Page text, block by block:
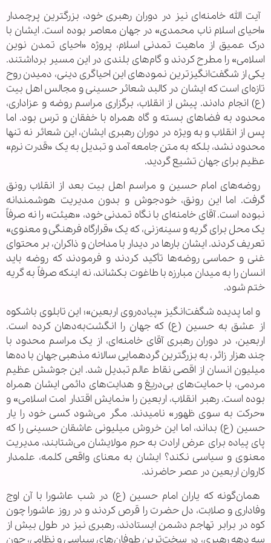
آیت الله خامنه‌ای نیز در دوران رهبری خود، بزرگترین پرچمدار
«احیای اسلام ناب محمدی» در جهان معاصر بوده است. ایشان با
درک عمیق از ماهیت تمدنی اسلام، پروژه «احیای تمدن نوین
اسلامی» را مطرح کردند و گام‌های بلندی در این مسیر برداشتند.
یکی از شگفت‌انگیزترین نمودهای این احیاگری دینی، دمیدن روح
تازه‌ای است که ایشان در کالبد شعائر حسینی و مجالس اهل بیت
(ع) انجام دادند. پیش از انقلاب، برگزاری مراسم روضه و عزاداری،
محدود به فضاهای بسته و گاه همراه با خفقان و ترس بود. اما
پس از انقلاب و به ویژه در دوران رهبری ایشان، این شعائر نه تنها
محدود نشد، بلکه به متن جامعه آمد و تبدیل به یک «قدرت نرم»
عظیم برای جهان تشیع گردید.
روضه‌های امام حسین و مراسم اهل بیت بعد از انقلاب رونق
گرفت. اما این رونق، خودجوش و بدون مدیریت هوشمندانه
نبوده است. آقای خامنه‌ای با نگاه تمدنی خود، «هیئت» را نه صرفاً
یک محل برای گریه و سینه‌زنی، که یک «قرارگاه فرهنگی و معنوی»
تعریف کردند. ایشان بارها در دیدار با مداحان و ذاکران، بر محتوای
غنی و حماسی روضه‌ها تأکید کردند و فرمودند که روضه باید
انسان را به میدان مبارزه با طاغوت بکشاند، نه اینکه صرفاً به گریه
ختم شود.
و اما پدیده شگفت‌انگیز «پیاده‌روی اربعین»؛ این تابلوی باشکوه
از عشق به حسین (ع) که جهان را انگشت‌به‌دهان کرده است.
اربعین، در دوران رهبری آقای خامنه‌ای، از یک مراسم محدود با
چند هزار زائر، به بزرگترین گردهمایی سالانه مذهبی جهان با ده‌ها
میلیون انسان از اقصی نقاط عالم تبدیل شد. این جوشش عظیم
مردمی، با حمایت‌های بی‌دریغ و هدایت‌های دائمی ایشان همراه
بوده است. رهبر انقلاب، اربعین را «نمایش اقتدار امت اسلامی» و
«حرکت به سوی ظهور» نامیدند. مگر می‌شود کسی خود را یار
حسین (ع) بداند، اما این خروش میلیونی عاشقان حسینی را که
پای پیاده برای عرض ارادت به حرم مولایشان می‌شتابند، مدیریت
معنوی و سیاسی نکند؟ ایشان به معنای واقعی کلمه، علمدار
کاروان اربعین در عصر حاضرند.
همان‌گونه که یاران امام حسین (ع) در شب عاشورا با آن اوج
وفاداری و صلابت، دل حضرت را قرص کردند و در روز عاشورا چون
کوه در برابر تهاجم دشمن ایستادند، رهبری نیز در طول بیش از
سه دهه رهبری، در سخت‌ترین طوفان‌های سیاسی و نظامی، چون